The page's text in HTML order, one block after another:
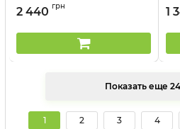
2 440 грн 1
1 2 3 4